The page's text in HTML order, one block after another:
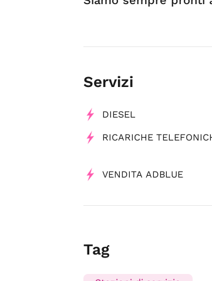
Servizi
DIESEL
RICARICHE
VENDITA ADBLUE
Tag